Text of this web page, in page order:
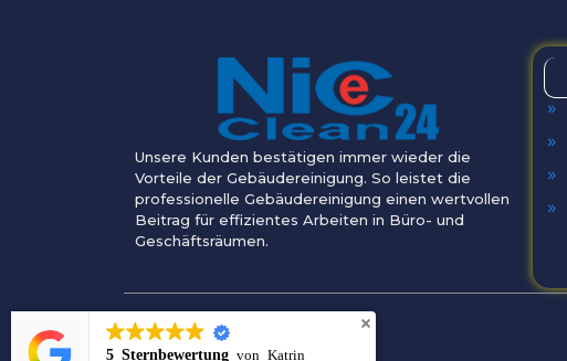
Unsere Kunden bestätigen immer wieder die
Vorteile der Gebäudereinigung. So leistet die
professionelle Gebäudereinigung einen wertvollen
Beitrag für effizientes Arbeiten in Büro- und
Geschäftsräumen.
5 Sternbewertung von Katrin